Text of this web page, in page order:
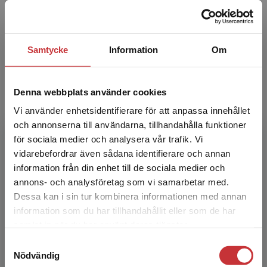
Samtycke Information Om
Denna webbplats använder cookies
Vi använder enhetsidentifierare för att anpassa innehållet
och annonserna till användarna, tillhandahålla funktioner
för sociala medier och analysera vår trafik. Vi
vidarebefordrar även sådana identifierare och annan
information från din enhet till de sociala medier och
annons- och analysföretag som vi samarbetar med.
Dessa kan i sin tur kombinera informationen med annan
information som du har tillhandahållit eller som de har
Nödvändig
Begränsad fraktregion
Det verkar som att du besöker
studentlitteratur.se via en enhet utanför Sverige.
Vi erbjuder inte leveranser utanför Sverige. För
att kunna slutföra ett köp måste
Johan Borg är civilingenjör och fil.dr i medicinsk
vetenskap. År 2011 disputerade han i ämnet
socialmedicin på en...
Maria Fjellfeldt
arbete. Hon har även en examen i bildterapi.